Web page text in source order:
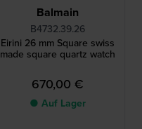
Balmain
B4732.39.26
Eirini 26 mm Square swiss
made square quartz watch
670,00 €
● Auf Lager